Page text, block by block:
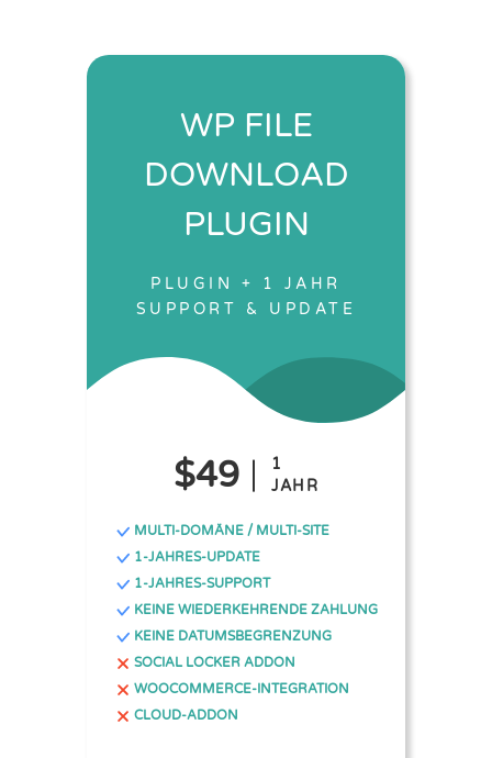
WP FILE
DOWNLOAD
PLUGIN
PLUGIN + 1 JAHR
SUPPORT & UPDATE
$49
1
JAHR
MULTI-DOMÄNE / MULTI-SITE
1-JAHRES-UPDATE
1-JAHRES-SUPPORT
KEINE WIEDERKEHRENDE ZAHLUNG
KEINE DATUMSBEGRENZUNG
SOCIAL LOCKER ADDON
WOOCOMMERCE-INTEGRATION
CLOUD-ADDON